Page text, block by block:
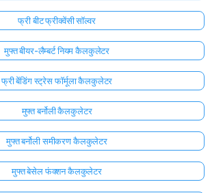
फ्री बीट फ्रीक्वेंसी सॉल्वर
मुफ्त बीयर-लैम्बर्ट नियम कैलकुलेटर
फ्री बेंडिंग स्ट्रेस फॉर्मूला कैलकुलेटर
मुफ्त बर्नोली कैलकुलेटर
मुफ्त बर्नोली समीकरण कैलकुलेटर
मुफ्त बेसेल फंक्शन कैलकुलेटर